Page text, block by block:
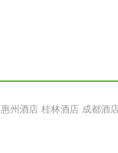
惠州酒店 桂林酒店 成都酒